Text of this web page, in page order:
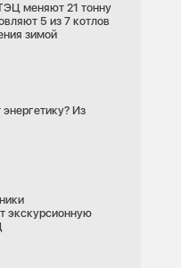
меняют 21 тонну
5 из 7 котлов
зимой
Из
экскурсионную